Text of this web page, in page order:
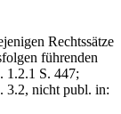
Rechtssätze
führenden
1.2.1 S. 447;
3.2, nicht publ. in: